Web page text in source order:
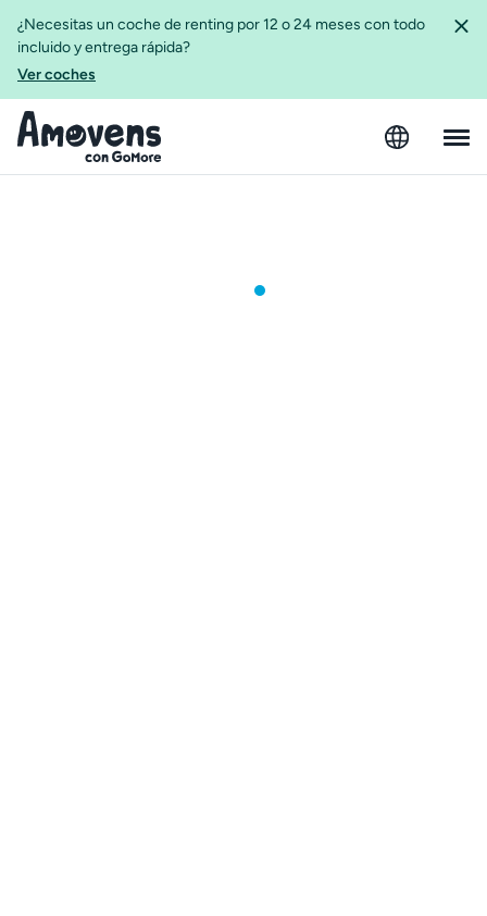
¿Necesitas un coche de renting por 12 o 24 meses con todo
incluido y entrega rápida?
Ver coches